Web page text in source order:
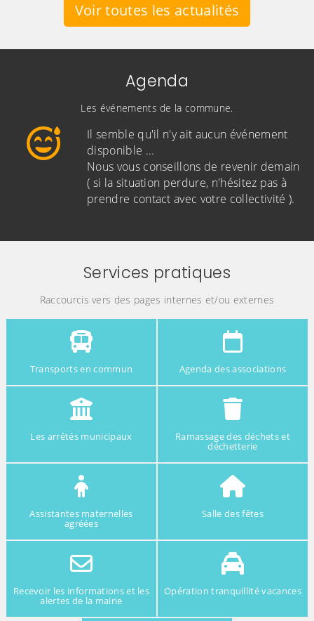
Voir toutes les actualités
Agenda
Les événements de la commune.
Il semble qu'il n'y ait aucun événement
disponible ...
Nous vous conseillons de revenir demain
( si la situation perdure, n'hésitez pas à
prendre contact avec votre collectivité ).
Services pratiques
Raccourcis vers des pages internes et/ou externes
Transports en commun Agenda des associations
Les arrêtés municipaux Ramassage des déchets et
déchetterie
Assistantes maternelles
agréées
Salle des fêtes
Recevoir les informations et les
alertes de la mairie
Opération tranquillité vacances